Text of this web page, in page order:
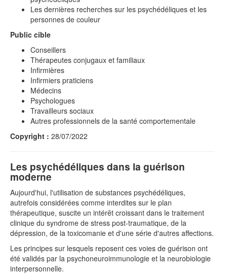
Les dernières recherches sur les psychédéliques et les
personnes de couleur
Public cible
Conseillers
Thérapeutes conjugaux et familiaux
Infirmières
Infirmiers praticiens
Médecins
Psychologues
Travailleurs sociaux
Autres professionnels de la santé comportementale
Copyright : 28/07/2022
Les psychédéliques dans la guérison
moderne
Aujourd'hui, l'utilisation de substances psychédéliques,
autrefois considérées comme interdites sur le plan
thérapeutique, suscite un intérêt croissant dans le traitement
clinique du syndrome de stress post-traumatique, de la
dépression, de la toxicomanie et d'une série d'autres affections.
Les principes sur lesquels reposent ces voies de guérison ont
été validés par la psychoneuroimmunologie et la neurobiologie
interpersonnelle.